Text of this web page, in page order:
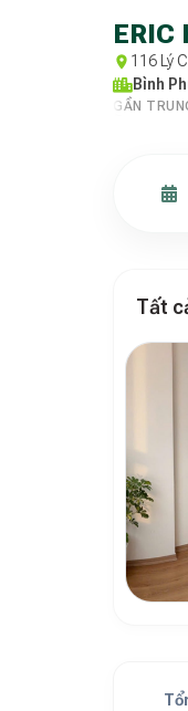
ERIC
116 Lý
Bình
GẦN
Tất